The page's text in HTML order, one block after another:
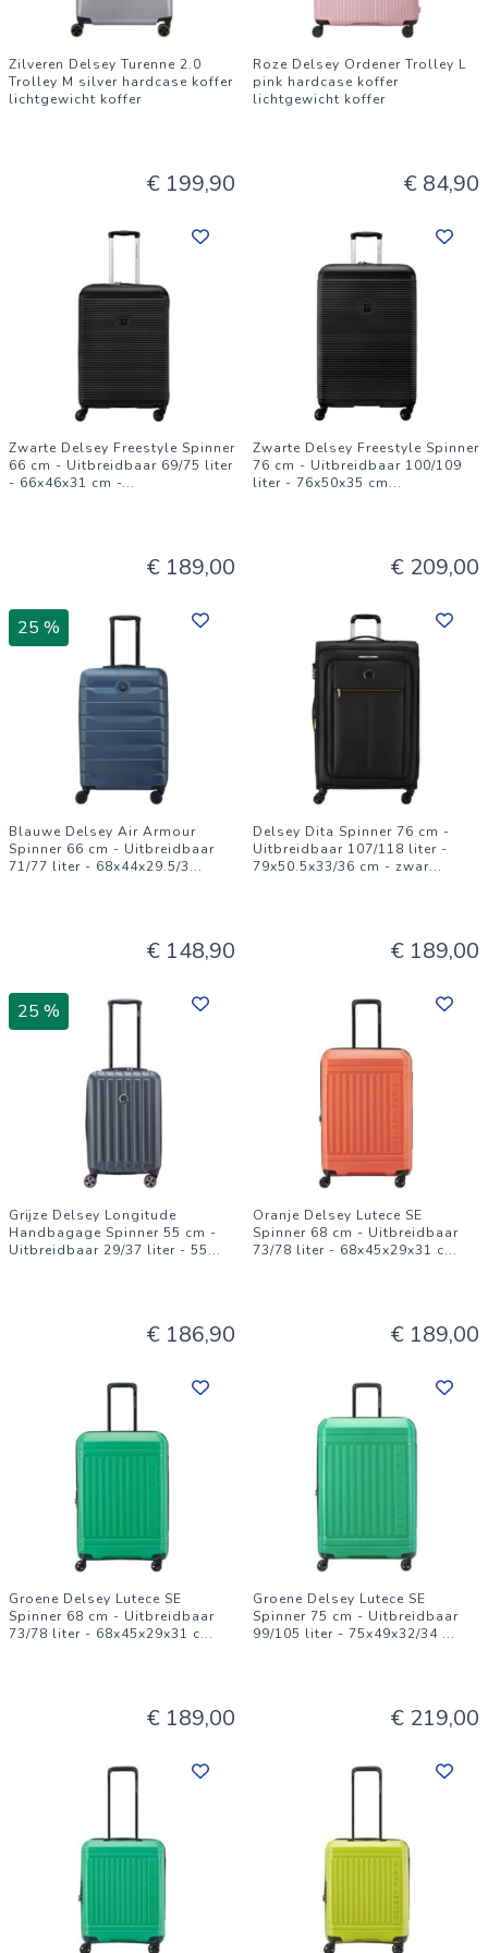
Zilveren Delsey Turenne 2.0
Trolley M silver hardcase koffer
lichtgewicht koffer
€ 199,90
Roze Delsey Ordener Trolley L
pink hardcase koffer
lichtgewicht koffer
€ 84,90
Zwarte Delsey Freestyle Spinner
66 cm - Uitbreidbaar 69/75 liter
- 66x46x31 cm -...
€ 189,00
Zwarte Delsey Freestyle Spinner
76 cm - Uitbreidbaar 100/109
liter - 76x50x35 cm...
€ 209,00
25 %
Blauwe Delsey Air Armour
Spinner 66 cm - Uitbreidbaar
71/77 liter - 68x44x29.5/3...
€ 148,90
Delsey Dita Spinner 76 cm -
Uitbreidbaar 107/118 liter -
79x50.5x33/36 cm - zwar...
€ 189,00
25 %
Grijze Delsey Longitude
Handbagage Spinner 55 cm -
Uitbreidbaar 29/37 liter - 55...
€ 186,90
Oranje Delsey Lutece SE
Spinner 68 cm - Uitbreidbaar
73/78 liter - 68x45x29x31 c...
€ 189,00
Groene Delsey Lutece SE
Spinner 68 cm - Uitbreidbaar
73/78 liter - 68x45x29x31 c...
€ 189,00
Groene Delsey Lutece SE
Spinner 75 cm - Uitbreidbaar
99/105 liter - 75x49x32/34 ...
€ 219,00